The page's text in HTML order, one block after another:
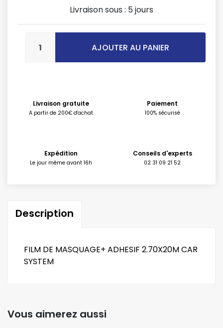
Livraison sous : 5 jours
AJOUTER AU PANIER
Livraison gratuite
A partir de 200€ d'achat
Paiement
100% sécurisé
Expédition
Le jour même avant 16h
Conseils d'experts
02 31 09 21 52
Description
FILM DE MASQUAGE+ ADHESIF 2.70X20M CAR
SYSTEM
Vous aimerez aussi